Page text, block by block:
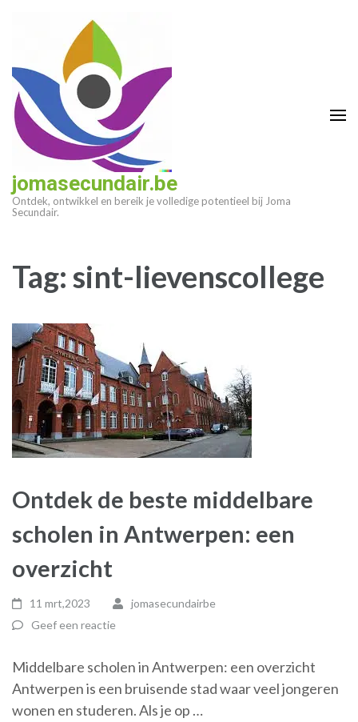
(druk
enter)
jomasecundair.be
Ontdek, ontwikkel en bereik je volledige potentieel bij Joma
Secundair.
Tag:sint-lievenscollege
Ontdek de beste middelbare
scholen in Antwerpen: een
overzicht
11 mrt,2023
jomasecundairbe
Geef een reactie
Middelbare scholen in Antwerpen: een overzicht
Antwerpen is een bruisende stad waar veel jongeren
wonen en studeren. Als je op …